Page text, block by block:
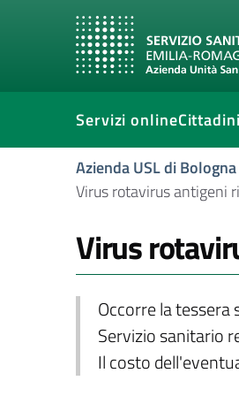
Servizi onlineCittadini
Azienda USL di Bologna
Virus rotavirus antigeni
Virus
Occorre la tessera
Servizio sanitario
Il costo